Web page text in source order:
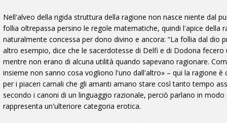
Nell'alveo della rigida struttura della ragione non nasce niente dal
follia oltrepassa persino le regole matematiche, quindi l'apice della
naturalmente concessa per dono divino e ancora: “La follia dal dio
altro esempio, dice che le sacerdotesse di Delfi e di Dodona
mentre non erano di alcuna utilità quando sapevano ragionare.
insieme non sanno cosa vogliono l'uno dall'altro» – qui la ragione
per i piaceri carnali che gli amanti amano stare così tanto tempo
secondo i canoni di un linguaggio razionale, perciò parlano in
rappresenta un'ulteriore categoria erotica.